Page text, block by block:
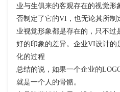
业与生俱来的客观存在的视觉形
否制定了它的VI，也无论其所
业视觉形象都是存在的，只不过
好的印象的差异。企业VI设计的
化的过程
总结的说，如果一个企业的
就是一个人的骨骼。